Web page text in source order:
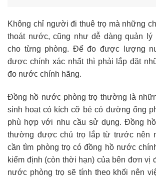
Không chỉ người đi thuê trọ mà những
thoát nước, cũng như dễ dàng quản
cho từng phòng. Để đo được lượng
được chính xác nhất thì phải lắp đặt
đo nước chính hãng.
Đồng hồ nước phòng trọ thường là
sinh hoạt có kích cỡ bé có đường ống
phù hợp với nhu cầu sử dụng. Đồng
thường được chủ trọ lắp từ trước nên
cần tìm phòng trọ có đồng hồ nước
kiểm định (còn thời hạn) của bên đơn vị
nước phòng trọ sẽ tính theo khối nên